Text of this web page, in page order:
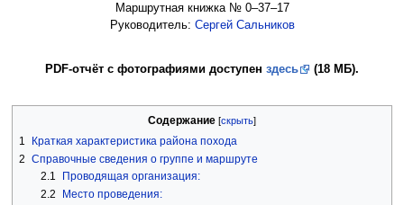
Маршрутная книжка № 0–37–17
Руководитель: Сергей Сальников
PDF-отчёт с фотографиями доступен здесь (18 МБ).
Содержание
1
Краткая характеристика района похода
2 Справочные сведения о группе и маршруте
2.1
Проводящая организация:
2.2
Место проведения: